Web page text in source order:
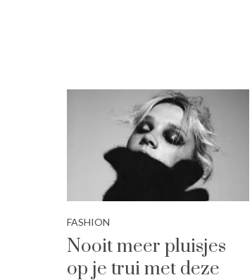
FASHION
Nooit meer pluisjes
op je trui met deze